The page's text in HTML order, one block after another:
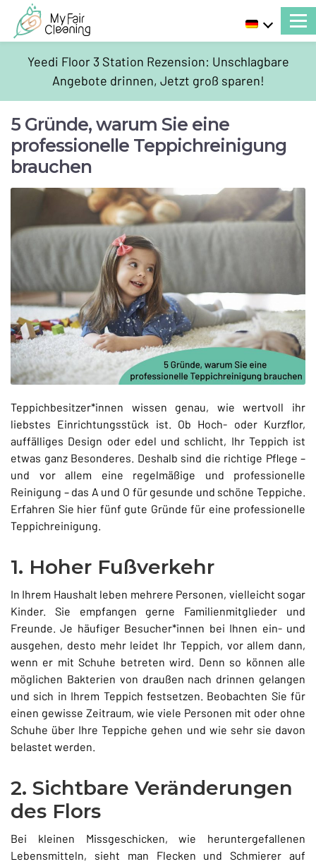
Yeedi Floor 3 Station Rezension: Unschlagbare
Angebote drinnen, Jetzt groß sparen!
5 Gründe, warum Sie eine
professionelle Teppichreinigung
brauchen
Teppichbesitzer*innen wissen genau, wie wertvoll ihr
liebstes Einrichtungsstück ist. Ob Hoch- oder Kurzflor,
auffälliges Design oder edel und schlicht, Ihr Teppich ist
etwas ganz Besonderes. Deshalb sind die richtige Pflege –
und vor allem eine regelmäßige und professionelle
Reinigung – das A und O für gesunde und schöne Teppiche.
Erfahren Sie hier fünf gute Gründe für eine professionelle
Teppichreinigung.
1. Hoher Fußverkehr
In Ihrem Haushalt leben mehrere Personen, vielleicht sogar
Kinder. Sie empfangen gerne Familienmitglieder und
Freunde. Je häufiger Besucher*innen bei Ihnen ein- und
ausgehen, desto mehr leidet Ihr Teppich, vor allem dann,
wenn er mit Schuhe betreten wird. Denn so können alle
möglichen Bakterien von draußen nach drinnen gelangen
und sich in Ihrem Teppich festsetzen. Beobachten Sie für
einen gewisse Zeitraum, wie viele Personen mit oder ohne
Schuhe über Ihre Teppiche gehen und wie sehr sie davon
belastet werden.
2. Sichtbare Veränderungen
des Flors
Bei kleinen Missgeschicken, wie heruntergefallenen
Lebensmitteln, sieht man Flecken und Schmierer auf